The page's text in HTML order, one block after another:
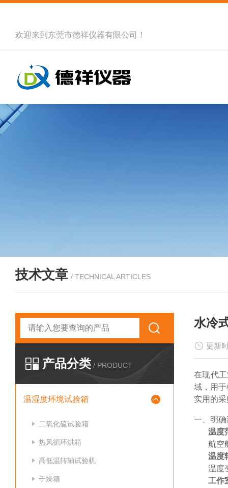
欢迎来到 东莞市德祥仪器有限公司 ！
技术文章 / TECHNICAL ARTICLES
产品分类 / PRODUCT
温湿度环境试验箱
二氧化硫试验箱
热风循环烘箱
高低温转轴试验机
干燥箱
水冷
更新
在现代
域，用
实用的
一、明
温度
航空
温度
温度
工作